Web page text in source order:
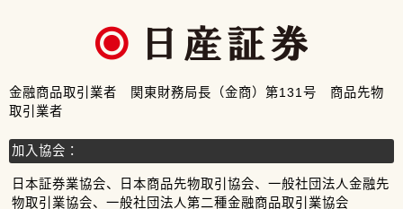
金融商品取引業者 関東財務局長（金商）第131号 商品先物
取引業者
加入協会：
日本証券業協会、日本商品先物取引協会、一般社団法人金融先
物取引業協会、一般社団法人第二種金融商品取引業協会